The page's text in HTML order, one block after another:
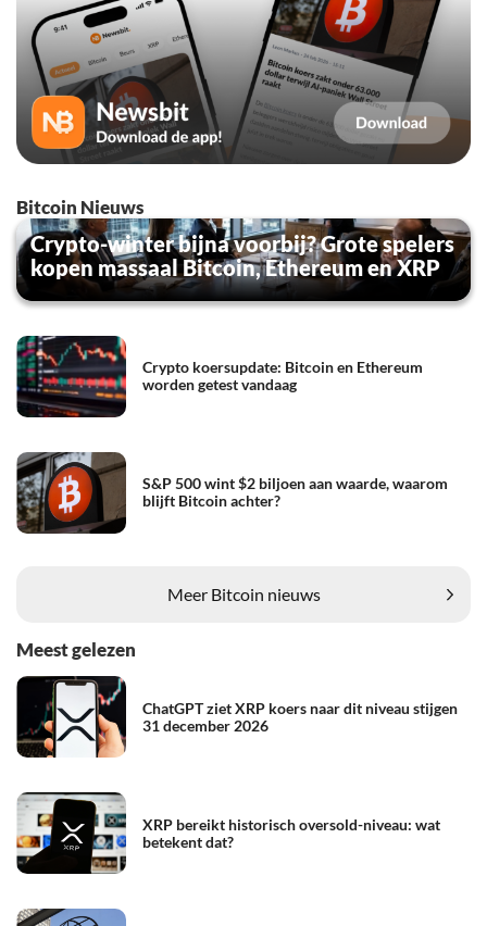
Bitcoin Nieuws
Crypto-winter bijna voorbij? Grote spelers
kopen massaal Bitcoin, Ethereum en XRP
Crypto koersupdate: Bitcoin en Ethereum
worden getest vandaag
S&P 500 wint $2 biljoen aan waarde, waarom
blijft Bitcoin achter?
Meer Bitcoin nieuws
Meest gelezen
ChatGPT ziet XRP koers naar dit niveau stijgen
31 december 2026
XRP bereikt historisch oversold-niveau: wat
betekent dat?